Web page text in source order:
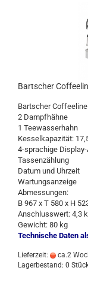
Bartscher
Bartscher
2 Dampfhähne
1 Teewasserhahn
Kesselkapazität:
4-sprachige
Tassenzählung
Datum und Uhrzeit
Wartungsanzeige
Abmessungen:
B 967 x T 580 x H
Anschlusswert: 4,3
Gewicht: 80 kg
Technische Daten
Lieferzeit: ca.2
Lagerbestand: 0